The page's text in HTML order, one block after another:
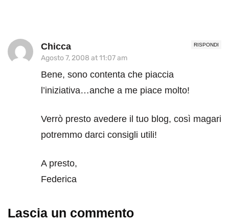
RISPONDI
Chicca
Agosto 7, 2008 at 11:07 am
Bene, sono contenta che piaccia
l’iniziativa…anche a me piace molto!
Verrò presto avedere il tuo blog, così magari
potremmo darci consigli utili!
A presto,
Federica
Lascia un commento